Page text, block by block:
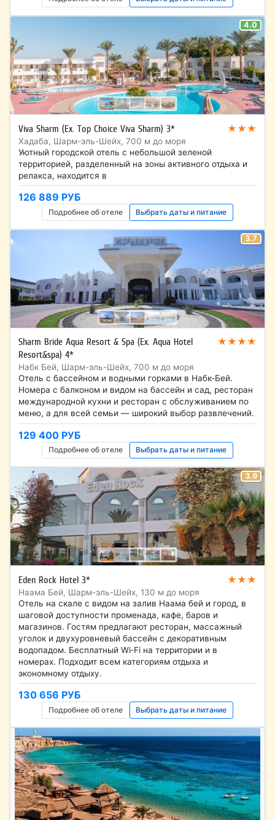
4.0
Viva Sharm (Ex. Top Choice Viva Sharm) 3* ★★★
Хадаба, Шарм-эль-Шейх, 700 м до моря
Уютный городской отель с небольшой зеленой
территорией, разделенный на зоны активного отдыха и
релакса, находится в
126 889 РУБ
Подробнее об отеле Выбрать даты и питание
3.7
Sharm Bride Aqua Resort & Spa (Ex. Aqua Hotel
Resort&spa) 4*
★★★★
Набк Бей, Шарм-эль-Шейх, 700 м до моря
Отель с бассейном и водными горками в Набк-Бей.
Номера с балконом и видом на бассейн и сад, ресторан
международной кухни и ресторан с обслуживанием по
меню, а для всей семьи — широкий выбор развлечений.
129 400 РУБ
Подробнее об отеле Выбрать даты и питание
3.9
Eden Rock Hotel 3* ★★★
Наама Бей, Шарм-эль-Шейх, 130 м до моря
Отель на скале с видом на залив Наама бей и город, в
шаговой доступности променада, кафе, баров и
магазинов. Гостям предлагают ресторан, массажный
уголок и двухуровневый бассейн с декоративным
водопадом. Бесплатный Wi‑Fi на территории и в
номерах. Подходит всем категориям отдыха и
экономному отдыху.
130 656 РУБ
Подробнее об отеле Выбрать даты и питание